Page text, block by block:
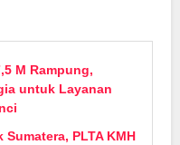
M Rampung,
untuk Layanan
PLTA KMH